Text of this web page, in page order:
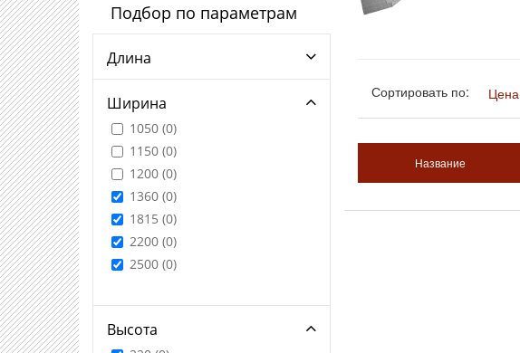
Подбор по параметрам
Длина
Ширина
1050 (0)
1150 (0)
1200 (0)
1360 (0)
1815 (0)
2200 (0)
2500 (0)
Высота
Сортировать по: Цена
Название